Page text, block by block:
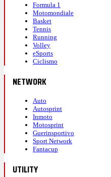
Formula 1
Motomondiale
Basket
Tennis
Running
Volley
eSports
Ciclismo
NETWORK
Auto
Autosprint
Inmoto
Motosprint
Guerinsportivo
Sport Network
Fantacup
UTILITY